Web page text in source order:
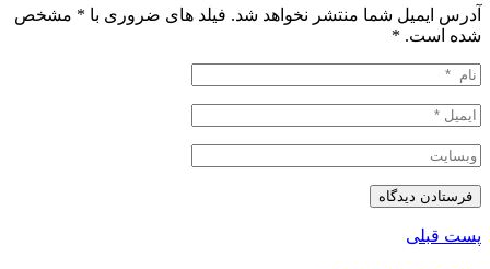
آدرس ایمیل شما منتشر نخواهد شد. فیلد های ضروری با * مشخص
شده است. *
پست قبلی